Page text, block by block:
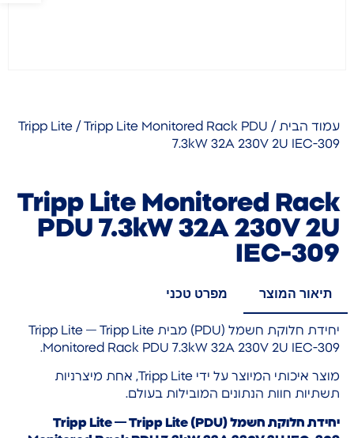
עמוד הבית /
Tripp Lite / Tripp Lite Monitored Rack PDU
7.3kW 32A 230V 2U IEC-309
Tripp Lite Monitored Rack
PDU 7.3kW 32A 230V 2U
IEC-309
תיאור המוצר מפרט טכני
יחידת חלוקת חשמל (PDU) מבית Tripp Lite — Tripp Lite
Monitored Rack PDU 7.3kW 32A 230V 2U IEC-309.
מוצר איכותי המיוצר על ידי Tripp Lite, אחת מיצרניות
תשתיות חוות הנתונים המובילות בעולם.
יחידת חלוקת חשמל (PDU) Tripp Lite — Tripp Lite